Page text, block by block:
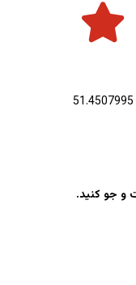
51.4507995
و جو کنید.